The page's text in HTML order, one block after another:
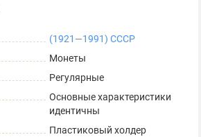
(1921—1991) СССР
Монеты
Регулярные
Основные характеристики
идентичны
Пластиковый холдер